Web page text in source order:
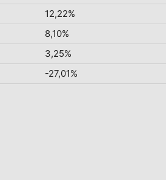
12,22%
8,10%
3,25%
-27,01%